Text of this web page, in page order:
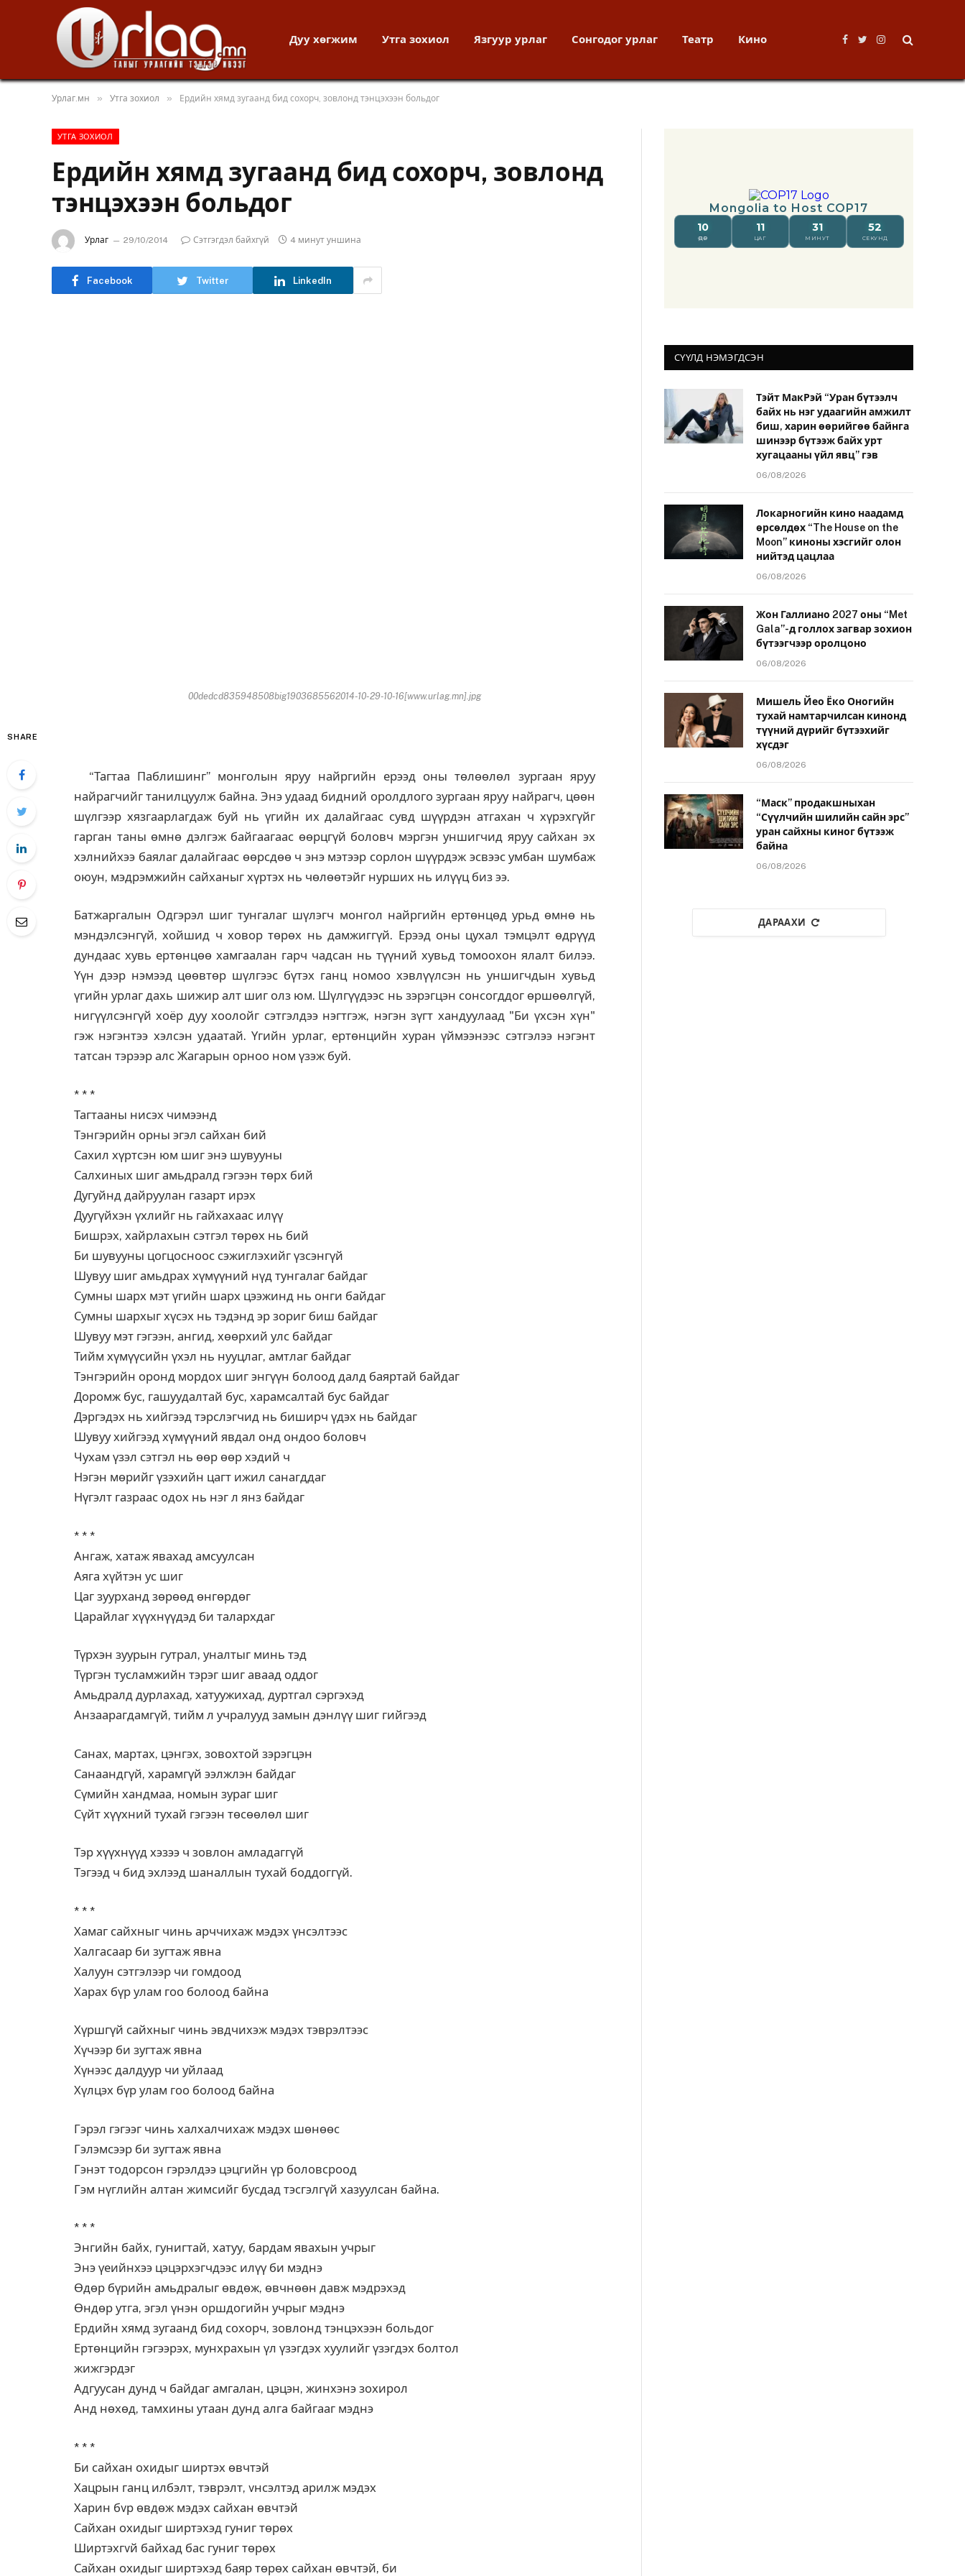
Дуу хөгжим Утга зохиол Язгуур урлаг Сонгодог урлаг Театр Кино
Facebook
TwitterInstagram
Урлаг.мн » Утга зохиол » Ердийн хямд зугаанд бид сохорч, зовлонд тэнцэхээн больдог
УТГА ЗОХИОЛ
Ердийн хямд зугаанд бид сохорч, зовлонд
тэнцэхээн больдог
Урлаг 29/10/2014 Сэтгэгдэл байхгүй 4 минут уншина
Facebook Twitter LinkedIn
00dedcd835948508big1903685562014-10-29-10-16[www.urlag.mn].jpg
SHARE
“Тагтаа Паблишинг” монголын яруу найргийн ерээд оны төлөөлөл зургаан яруу
найрагчийг танилцуулж байна. Энэ удаад бидний оролдлого зургаан яруу найрагч, цөөн
шүлгээр хязгаарлагдаж буй нь үгийн их далайгаас сувд шүүрдэн атгахан ч хүрэхгүйг
гарган таны өмнө дэлгэж байгаагаас өөрцгүй боловч мэргэн уншигчид яруу сайхан эх
хэлнийхээ баялаг далайгаас өөрсдөө ч энэ мэтээр сорлон шүүрдэж эсвээс умбан шумбаж
оюун, мэдрэмжийн сайханыг хүртэх нь чөлөөтэйг нурших нь илүүц биз ээ.
Батжаргалын Одгэрэл шиг тунгалаг шүлэгч монгол найргийн ертөнцөд урьд өмнө нь
мэндэлсэнгүй, хойшид ч ховор төрөх нь дамжиггүй. Ерээд оны цухал тэмцэлт өдрүүд
дундаас хувь ертөнцөө хамгаалан гарч чадсан нь түүний хувьд томоохон ялалт билээ.
Үүн дээр нэмээд цөөвтөр шүлгээс бүтэх ганц номоо хэвлүүлсэн нь уншигчдын хувьд
үгийн урлаг дахь шижир алт шиг олз юм. Шүлгүүдээс нь зэрэгцэн сонсогддог өршөөлгүй,
нигүүлсэнгүй хоёр дуу хоолойг сэтгэлдээ нэгтгэж, нэгэн зүгт хандуулаад "Би үхсэн хүн"
гэж нэгэнтээ хэлсэн удаатай. Үгийн урлаг, ертөнцийн хуран үймээнээс сэтгэлээ нэгэнт
татсан тэрээр алс Жагарын орноо ном үзэж буй.
* * *
Тагтааны нисэх чимээнд
Тэнгэрийн орны эгэл сайхан бий
Сахил хүртсэн юм шиг энэ шувууны
Салхиных шиг амьдралд гэгээн төрх бий
Дугуйнд дайруулан газарт ирэх
Дуугүйхэн үхлийг нь гайхахаас илүү
Бишрэх, хайрлахын сэтгэл төрөх нь бий
Би шувууны цогцосноос сэжиглэхийг үзсэнгүй
Шувуу шиг амьдрах хүмүүний нүд тунгалаг байдаг
Сумны шарх мэт үгийн шарх цээжинд нь онги байдаг
Сумны шархыг хүсэх нь тэдэнд эр зориг биш байдаг
Шувуу мэт гэгээн, ангид, хөөрхий улс байдаг
Тийм хүмүүсийн үхэл нь нууцлаг, амтлаг байдаг
Тэнгэрийн оронд мордох шиг энгүүн болоод далд баяртай байдаг
Доромж бус, гашуудалтай бус, харамсалтай бус байдаг
Дэргэдэх нь хийгээд тэрслэгчид нь биширч үдэх нь байдаг
Шувуу хийгээд хүмүүний явдал онд ондоо боловч
Чухам үзэл сэтгэл нь өөр өөр хэдий ч
Нэгэн мөрийг үзэхийн цагт ижил санагддаг
Нүгэлт газраас одох нь нэг л янз байдаг
* * *
Ангаж, хатаж явахад амсуулсан
Аяга хүйтэн ус шиг
Цаг зуурханд зөрөөд өнгөрдөг
Царайлаг хүүхнүүдэд би талархдаг
Түрхэн зуурын гутрал, уналтыг минь тэд
Түргэн тусламжийн тэрэг шиг аваад оддог
Амьдралд дурлахад, хатуужихад, дуртгал сэргэхэд
Анзаарагдамгүй, тийм л учралууд замын дэнлүү шиг гийгээд
Санах, мартах, цэнгэх, зовохтой зэрэгцэн
Санаандгүй, харамгүй ээлжлэн байдаг
Сүмийн хандмаа, номын зураг шиг
Сүйт хүүхний тухай гэгээн төсөөлөл шиг
Тэр хүүхнүүд хэзээ ч зовлон амладаггүй
Тэгээд ч бид эхлээд шаналлын тухай боддоггүй.
* * *
Хамаг сайхныг чинь арччихаж мэдэх үнсэлтээс
Халгасаар би зугтаж явна
Халуун сэтгэлээр чи гомдоод
Харах бүр улам гоо болоод байна
Хүршгүй сайхныг чинь эвдчихэж мэдэх тэврэлтээс
Хүчээр би зугтаж явна
Хүнээс далдуур чи уйлаад
Хүлцэх бүр улам гоо болоод байна
Гэрэл гэгээг чинь халхалчихаж мэдэх шөнөөс
Гэлэмсээр би зугтаж явна
Гэнэт тодорсон гэрэлдээ цэцгийн үр боловсроод
Гэм нүглийн алтан жимсийг бусдад тэсгэлгүй хазуулсан байна.
* * *
Энгийн байх, гунигтай, хатуу, бардам явахын учрыг
Энэ үеийнхээ цэцэрхэгчдээс илүү би мэднэ
Өдөр бүрийн амьдралыг өвдөж, өвчнөөн давж мэдрэхэд
Өндөр утга, эгэл үнэн оршдогийн учрыг мэднэ
Ердийн хямд зугаанд бид сохорч, зовлонд тэнцэхээн больдог
Ертөнцийн гэгээрэх, мунхрахын үл үзэгдэх хуулийг үзэгдэх болтол
жижгэрдэг
Адгуусан дунд ч байдаг амгалан, цэцэн, жинхэнэ зохирол
Анд нөхөд, тамхины утаан дунд алга байгааг мэднэ
* * *
Би сайхан охидыг ширтэх өвчтэй
Хацрын ганц илбэлт, тэврэлт, vнсэлтэд арилж мэдэх
Харин бvр өвдөж мэдэх сайхан өвчтэй
Сайхан охидыг ширтэхэд гуниг төрөх
Ширтэхгvй байхад бас гуниг төрөх
Сайхан охидыг ширтэхэд баяр төрөх сайхан өвчтэй, би
СҮҮЛД НЭМЭГДСЭН
Тэйт МакРэй “Уран бүтээлч
байх нь нэг удаагийн амжилт
биш, харин өөрийгөө байнга
шинээр бүтээж байх урт
хугацааны үйл явц” гэв
06/08/2026
Локарногийн кино наадамд
өрсөлдөх “The House on the
Moon” киноны хэсгийг олон
нийтэд цацлаа
06/08/2026
Жон Галлиано 2027 оны “Met
Gala”-д голлох загвар зохион
бүтээгчээр оролцоно
06/08/2026
Мишель Йео Ёко Оногийн
тухай намтарчилсан кинонд
түүний дүрийг бүтээхийг
хүсдэг
06/08/2026
“Маск” продакшныхан
“Сүүлчийн шилийн сайн эрс”
уран сайхны киног бүтээж
байна
06/08/2026
ДАРААХИ